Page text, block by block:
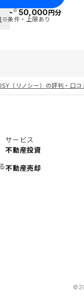
ント※50,000円分
※条件・上限あり
（リノシー）の評判・口コ
サービス
不動産投資
不動産売却